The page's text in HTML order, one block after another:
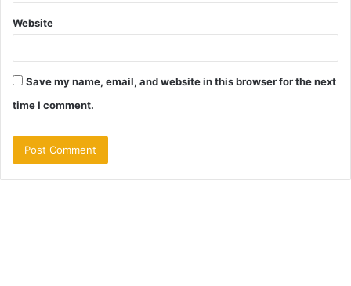
Website
Save my name, email, and website in this browser for the next
time I comment.